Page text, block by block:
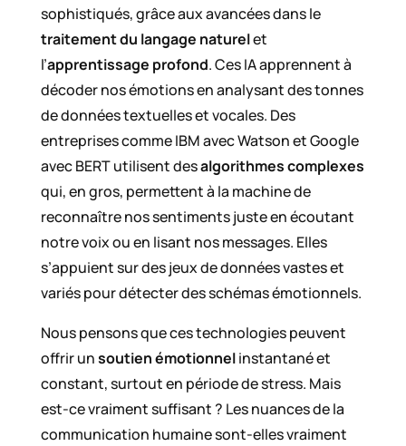
sophistiqués, grâce aux avancées dans le
traitement du langage naturelet
l’apprentissage profond. Ces IA apprennent à
décoder nos émotions en analysant des tonnes
de données textuelles et vocales. Des
entreprises comme IBM avec Watson et Google
avec BERT utilisent desalgorithmes complexes
qui, en gros, permettent à la machine de
reconnaître nos sentiments juste en écoutant
notre voix ou en lisant nos messages. Elles
s’appuient sur des jeux de données vastes et
variés pour détecter des schémas émotionnels.
Nous pensons que ces technologies peuvent
offrir unsoutien émotionnelinstantané et
constant, surtout en période de stress. Mais
est-ce vraiment suffisant ? Les nuances de la
communication humaine sont-elles vraiment